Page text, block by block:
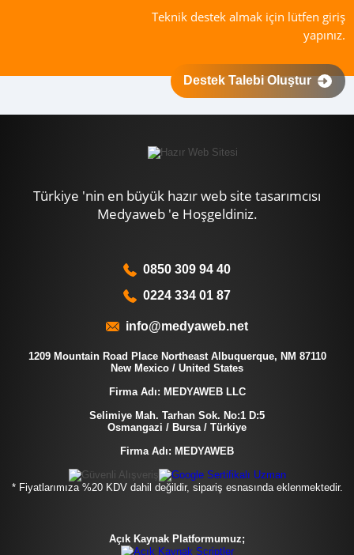
Teknik destek almak için lütfen giriş
yapınız.
Destek Talebi Oluştur
Türkiye 'nin en büyük hazır web site tasarımcısı
Medyaweb 'e Hoşgeldiniz.
0850 309 94 40
0224 334 01 87
info@medyaweb.net
1209 Mountain Road Place Northeast Albuquerque, NM 87110
New Mexico / United States
Firma Adı: MEDYAWEB LLC
Selimiye Mah. Tarhan Sok. No:1 D:5
Osmangazi / Bursa / Türkiye
Firma Adı: MEDYAWEB
* Fiyatlarımıza %20 KDV dahil değildir, sipariş esnasında eklenmektedir.
Açık Kaynak Platformumuz;